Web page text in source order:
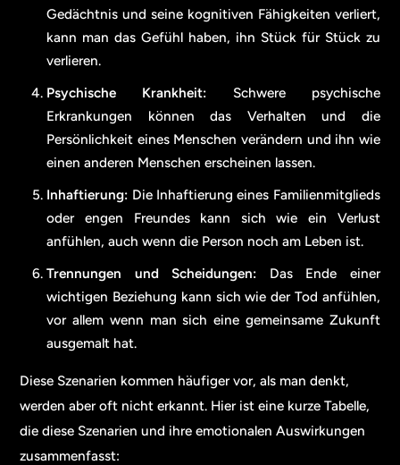
Gedächtnis und seine kognitiven Fähigkeiten verliert,
kann man das Gefühl haben, ihn Stück für Stück zu
verlieren.
Psychische Krankheit: Schwere psychische
Erkrankungen können das Verhalten und die
Persönlichkeit eines Menschen verändern und ihn wie
einen anderen Menschen erscheinen lassen.
Inhaftierung: Die Inhaftierung eines Familienmitglieds
oder engen Freundes kann sich wie ein Verlust
anfühlen, auch wenn die Person noch am Leben ist.
Trennungen und Scheidungen: Das Ende einer
wichtigen Beziehung kann sich wie der Tod anfühlen,
vor allem wenn man sich eine gemeinsame Zukunft
ausgemalt hat.
Diese Szenarien kommen häufiger vor, als man denkt,
werden aber oft nicht erkannt. Hier ist eine kurze Tabelle,
die diese Szenarien und ihre emotionalen Auswirkungen
zusammenfasst: